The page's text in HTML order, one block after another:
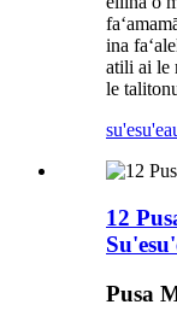
ina
atili ai le
le
su'esu'e
12
Pusa